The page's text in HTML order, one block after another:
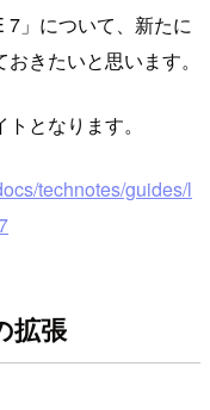
」について、新たに
きたいと思います。
となります。
technotes/guides/l
拡張